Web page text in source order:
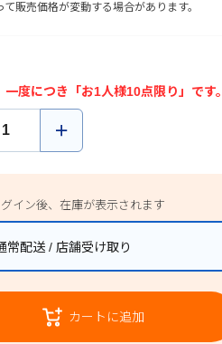
て販売価格が変動する場合があります。
一度につき「お1人様10点限り」です。
グイン後、在庫が表示されます
常配送 / 店舗受け取り
カートに追加